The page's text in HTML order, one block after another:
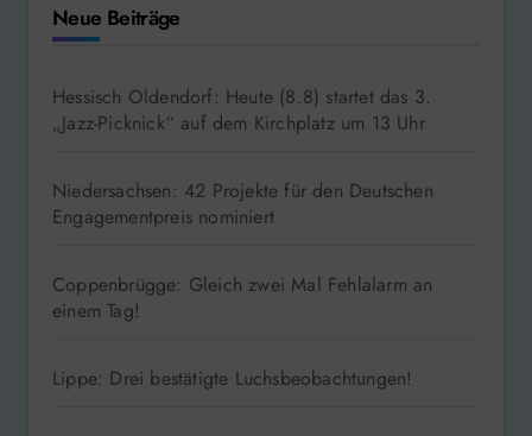
Neue Beiträge
Hessisch Oldendorf: Heute (8.8) startet das 3.
„Jazz-Picknick“ auf dem Kirchplatz um 13 Uhr
Niedersachsen: 42 Projekte für den Deutschen
Engagementpreis nominiert
Coppenbrügge: Gleich zwei Mal Fehlalarm an
einem Tag!
Lippe: Drei bestätigte Luchsbeobachtungen!